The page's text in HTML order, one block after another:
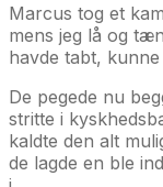
Marcus tog et
mens jeg lå og
havde tabt,
De pegede nu
stritte i
kaldte den alt
de lagde en ble